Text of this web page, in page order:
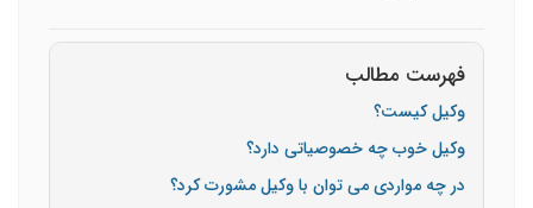
فهرست مطالب
وکیل کیست؟
وکیل خوب چه خصوصیاتی دارد؟
در چه مواردی می توان با وکیل مشورت کرد؟